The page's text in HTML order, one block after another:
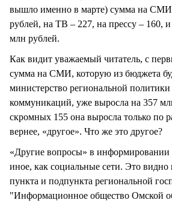
вышло именно в марте) сумма на СМИ
рублей, на ТВ – 227, на прессу – 160,
млн рублей.
Как видит уважаемый читатель, с
сумма на СМИ, которую из бюджета
министерство региональной
коммуникаций, уже выросла на 357
скромных 155 она выросла только по
вернее, «другое». Что же это другое?
«Другие вопросы» в информировании
иное, как социальные сети. Это видно
пункта и подпункта региональной
"Информационное общество Омской